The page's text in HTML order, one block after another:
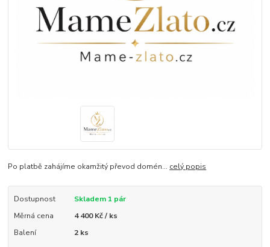
Po platbě zahájíme okamžitý převod domén... celý popis
Dostupnost
Skladem 1 pár
Měrná cena
4 400 Kč / ks
Balení
2 ks